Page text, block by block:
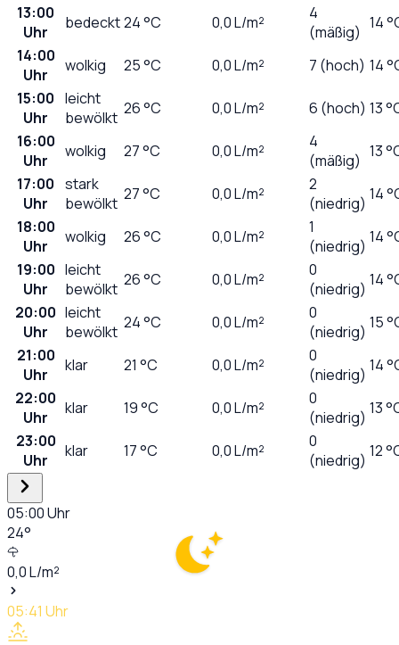
13:00
Uhr
bedeckt24°C 0,0L/m²
4
(mäßig) 14
14:00
Uhr
wolkig 25°C 0,0L/m² 7 (hoch) 14
15:00
Uhr
leicht
bewölkt 26°C 0,0L/m² 6 (hoch) 13
16:00
Uhr
wolkig 27°C 0,0L/m²
4
(mäßig) 13
17:00
Uhr
stark
bewölkt 27°C 0,0L/m²
2
(niedrig) 14
18:00
Uhr
wolkig 26°C 0,0L/m²
1
(niedrig) 14
19:00
Uhr
leicht
bewölkt 26°C 0,0L/m²
0
(niedrig) 14
20:00
Uhr
leicht
bewölkt 24°C 0,0L/m²
0
(niedrig) 15
21:00
Uhr
klar 21 °C 0,0L/m²
0
(niedrig) 14
22:00
Uhr
klar 19°C 0,0L/m²
0
(niedrig) 13
23:00
Uhr
klar 17°C 0,0L/m²
0
(niedrig) 12
05:00Uhr
24°
0,0L/m²
05:41 Uhr